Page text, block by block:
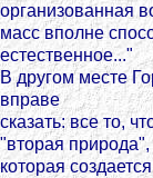
организованная
масс вполне
естественное..."
В другом месте
вправе
сказать: все то,
"вторая природа",
которая